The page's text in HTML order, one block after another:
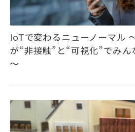
IoTで変わるニューノーマル
が“非接触”と“可視化”でみん
～